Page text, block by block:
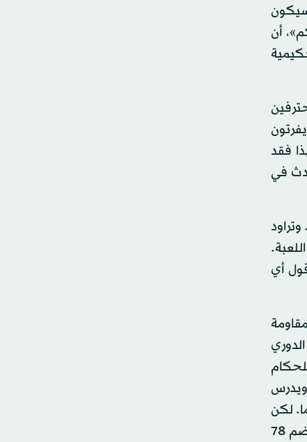
سيكون
أن
فقد
في
أي
ويدرس
لكن
مايك ريلي، المدير العام للجنة الحكام المحترفين يبدو عازما على مواصلة سياج السرية المضروب حول فريقه الذي يضم 78